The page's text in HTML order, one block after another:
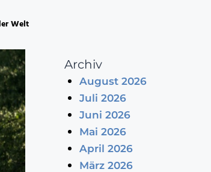
Welt
Archiv
August 2026
Juli 2026
Juni 2026
Mai 2026
April 2026
März 2026